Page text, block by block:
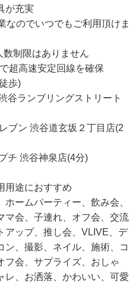
が充実
なのでいつでもご利用頂けま
制限はありません
超高速安定回線を確保
歩)
谷ランブリングストリート
ブン 渋谷道玄坂２丁目店(2
チ 渋谷神泉店(4分)
用途におすすめ
ホームパーティー、飲み会、
マ会、子連れ、オフ会、交流
アップ、推し会、VLIVE、デ
ン、撮影、ネイル、施術、コ
フ会、サプライズ、おしゃ
レ、お洒落、かわいい、可愛